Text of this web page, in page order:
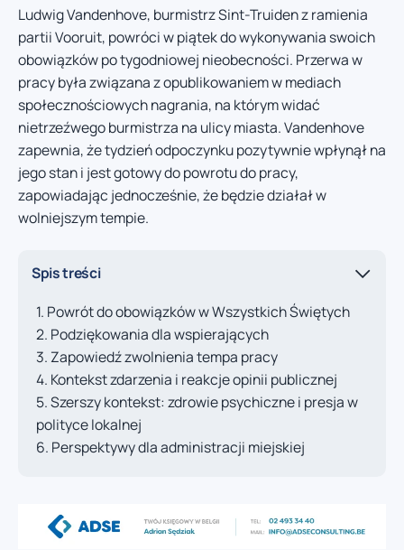
Ludwig Vandenhove, burmistrz Sint-Truiden z ramienia
partii Vooruit, powróci w piątek do wykonywania swoich
obowiązków po tygodniowej nieobecności. Przerwa w
pracy była związana z opublikowaniem w mediach
społecznościowych nagrania, na którym widać
nietrzeźwego burmistrza na ulicy miasta. Vandenhove
zapewnia, że tydzień odpoczynku pozytywnie wpłynął na
jego stan i jest gotowy do powrotu do pracy,
zapowiadając jednocześnie, że będzie działał w
wolniejszym tempie.
Spis treści
Powrót do obowiązków w Wszystkich Świętych
Podziękowania dla wspierających
Zapowiedź zwolnienia tempa pracy
Kontekst zdarzenia i reakcje opinii publicznej
Szerszy kontekst: zdrowie psychiczne i presja w
polityce lokalnej
Perspektywy dla administracji miejskiej